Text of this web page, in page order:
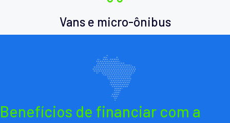
Vans e micro-ônibus
Benefícios de financiar com a